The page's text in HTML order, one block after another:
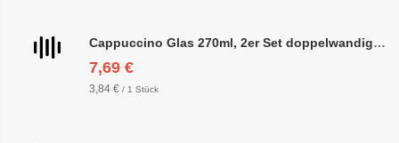
Cappuccino Glas 270ml, 2er Set doppelwandig, ca. 8,5 x 10cm
7,69 €
3,84 € / 1 Stück